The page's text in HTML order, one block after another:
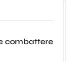
combattere